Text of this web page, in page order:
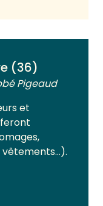
(36)
Pigeaud
et
vêtements…).